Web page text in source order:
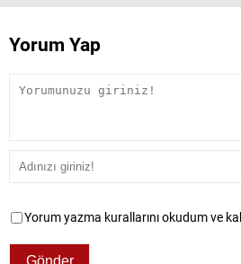
Yorum Yap
Yorum yazma kurallarını okudum ve